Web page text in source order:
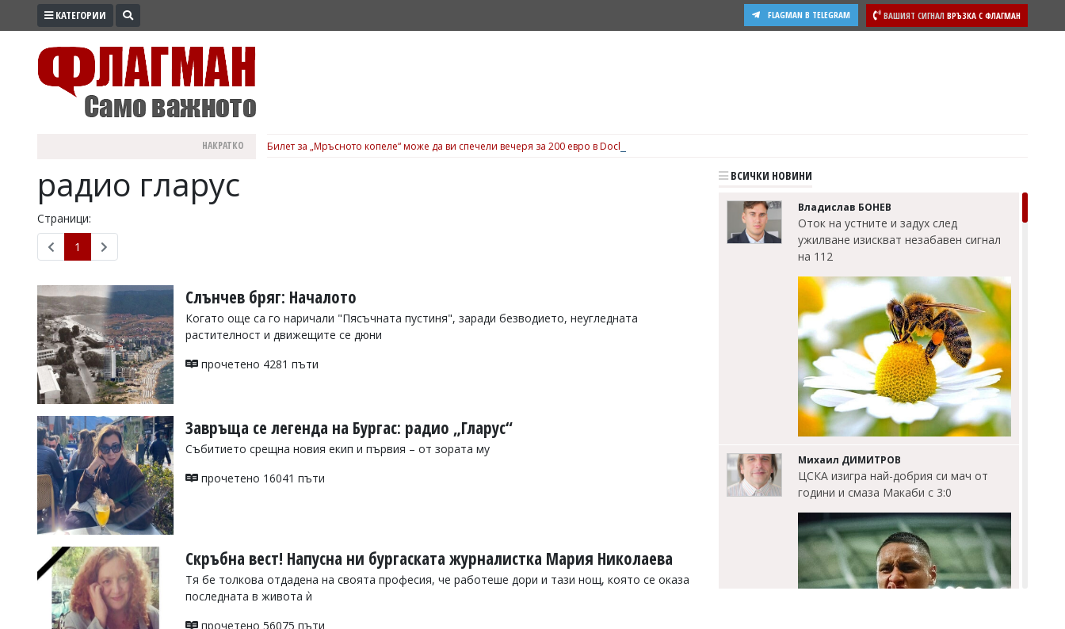
ПРОМО
ЗДРАВЕ
ПОЛИТИКА
ОБЩИНИ
ОБЩЕСТВО
ЛАЙФСТАЙЛ
ВОЙНАТА
УКРАЙНА
СПОРТ
РАЗСЛЕДВАНЕ
БИЗНЕС
Управители:
Веселин
Василев,
v.vasilev@flagman.bg
Касабова,
k.kassabova@flagman.bg
КАТЕГОРИИ ВАШИЯТ СИГНАЛ ВРЪЗКА С ФЛАГМАН
FLAGMAN В TELEGRAM
НАКРАТКО Билет за „Мръсното копеле“ може да ви спечели вечеря за 200 евро в Dock 5, вижте подробности
радио гларус
Страници:
1
Слънчев бряг: Началото
Когато още са го наричали "Пясъчната пустиня", заради безводието, неугледната
растителност и движещите се дюни
прочетено 4281 пъти
Завръща се легенда на Бургас: радио „Гларус“
Събитието срещна новия екип и първия – от зората му
прочетено 16041 пъти
Скръбна вест! Напусна ни бургаската журналистка Мария Николаева
Тя бе толкова отдадена на своята професия, че работеше дори и тази нощ, която се оказа
последната в живота ѝ
прочетено 56075 пъти
ВСИЧКИ НОВИНИ
Владислав БОНЕВ
Оток на устните и задух след
ужилване изискват незабавен сигнал
на 112
Михаил ДИМИТРОВ
ЦСКА изигра най-добрия си мач от
години и смаза Макаби с 3:0